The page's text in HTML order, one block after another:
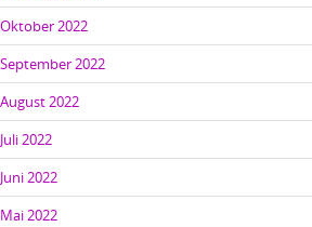
Oktober 2022
September 2022
August 2022
Juli 2022
Juni 2022
Mai 2022